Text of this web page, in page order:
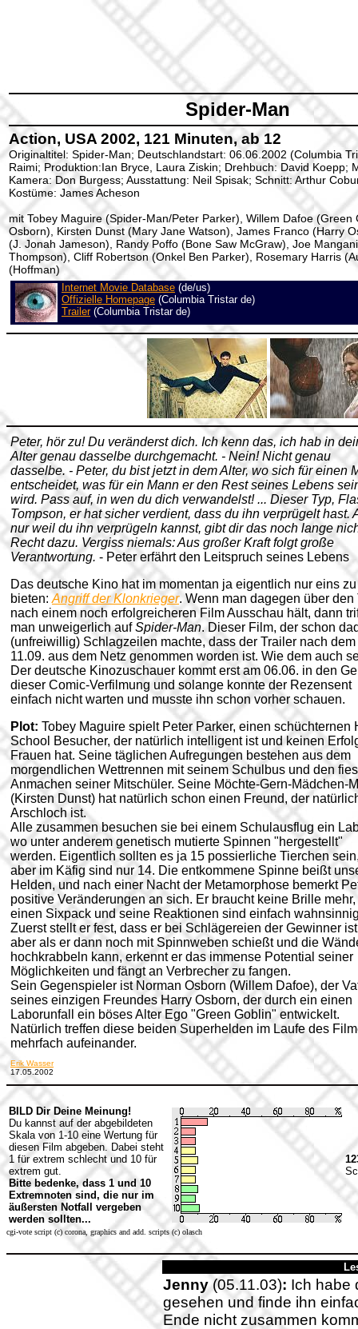
Spider-Man
Action, USA 2002, 121 Minuten, ab 12
Originaltitel: Spider-Man; Deutschlandstart: 06.06.2002 (Columbia
Raimi; Produktion:Ian Bryce, Laura Ziskin; Drehbuch: David Koepp;
Kamera: Don Burgess; Ausstattung: Neil Spisak; Schnitt: Arthur
Kostüme: James Acheson
mit Tobey Maguire (Spider-Man/Peter Parker), Willem Dafoe (Green
Osborn), Kirsten Dunst (Mary Jane Watson), James Franco (Harry
(J. Jonah Jameson), Randy Poffo (Bone Saw McGraw), Joe
Thompson), Cliff Robertson (Onkel Ben Parker), Rosemary Harris
(Hoffman)
Internet Movie Database (de/us)
Offizielle Homepage (Columbia Tristar de)
Trailer(Columbia Tristar de)
Peter, hör zu! Du veränderst dich. Ich kenn das, ich hab in
Alter genau dasselbe durchgemacht. - Nein! Nicht genau
dasselbe. - Peter, du bist jetzt in dem Alter, wo sich für einen
entscheidet, was für ein Mann er den Rest seines Lebens
wird. Pass auf, in wen du dich verwandelst! ... Dieser Typ,
Tompson, er hat sicher verdient, dass du ihn verprügelt hast.
nur weil du ihn verprügeln kannst, gibt dir das noch lange
Recht dazu. Vergiss niemals: Aus großer Kraft folgt große
Verantwortung. - Peter erfährt den Leitspruch seines Lebens
Das deutsche Kino hat im momentan ja eigentlich nur eins zu
bieten: Angriff der Klonkrieger. Wenn man dagegen über den
nach einem noch erfolgreicheren Film Ausschau hält, dann
man unweigerlich aufSpider-Man. Dieser Film, der schon
(unfreiwillig) Schlagzeilen machte, dass der Trailer nach dem
11.09. aus dem Netz genommen worden ist. Wie dem auch
Der deutsche Kinozuschauer kommt erst am 06.06. in den
dieser Comic-Verfilmung und solange konnte der Rezensent
einfach nicht warten und musste ihn schon vorher schauen.
Plot: Tobey Maguire spielt Peter Parker, einen schüchternen
School Besucher, der natürlich intelligent ist und keinen
Frauen hat. Seine täglichen Aufregungen bestehen aus dem
morgendlichen Wettrennen mit seinem Schulbus und den
Anmachen seiner Mitschüler. Seine Möchte-Gern-Mädchen-
(Kirsten Dunst) hat natürlich schon einen Freund, der
Arschloch ist.
Alle zusammen besuchen sie bei einem Schulausflug ein
wo unter anderem genetisch mutierte Spinnen "hergestellt"
werden. Eigentlich sollten es ja 15 possierliche Tierchen
aber im Käfig sind nur 14. Die entkommene Spinne beißt
Helden, und nach einer Nacht der Metamorphose bemerkt
positive Veränderungen an sich. Er braucht keine Brille mehr,
einen Sixpack und seine Reaktionen sind einfach
Zuerst stellt er fest, dass er bei Schlägereien der Gewinner
aber als er dann noch mit Spinnweben schießt und die
hochkrabbeln kann, erkennt er das immense Potential seiner
Möglichkeiten und fängt an Verbrecher zu fangen.
Sein Gegenspieler ist Norman Osborn (Willem Dafoe), der
seines einzigen Freundes Harry Osborn, der durch ein einen
Laborunfall ein böses Alter Ego "Green Goblin" entwickelt.
Natürlich treffen diese beiden Superhelden im Laufe des
mehrfach aufeinander.
Erik Wasser
17.05.2002
BILD Dir Deine Meinung!
Du kannst auf der abgebildeten
Skala von 1-10 eine Wertung für
diesen Film abgeben. Dabei steht
1 für extrem schlecht und 10 für
extrem gut.
Bitte bedenke, dass 1 und 10
Extremnoten sind, die nur im
äußersten Notfall vergeben
werden sollten...
cgi-vote script (c) corona, graphics and add. scripts (c) olasch
Jenny(05.11.03): Ich habe
gesehen und finde ihn
Ende nicht zusammen